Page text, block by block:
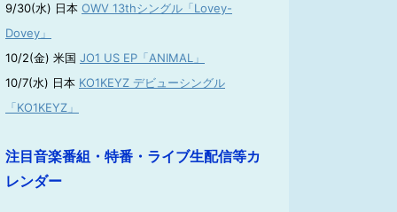
9/30(水) 日本 OWV 13thシングル「Lovey-
Dovey」
10/2(金) 米国 JO1 US EP「ANIMAL」
10/7(水) 日本 KO1KEYZ デビューシングル
「KO1KEYZ」
注目音楽番組・特番・ライブ生配信等カ
レンダー